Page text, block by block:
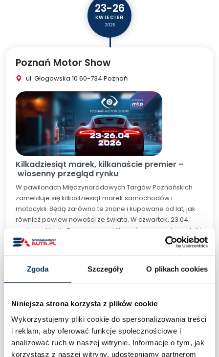
Zgoda Szczegóły O plikach cookies
Niniejsza strona korzysta z plików cookie
Wykorzystujemy pliki cookie do spersonalizowania treści
i reklam, aby oferować funkcje społecznościowe i
analizować ruch w naszej witrynie. Informacje o tym, jak
korzystasz z naszej witryny, udostępniamy partnerom
23-26
KWIECIEŃ
2026
Poznań Motor Show
ul. Głogowska 10 60-734 Poznań
Kilkadziesiąt marek, kilkanaście premier –
wiosenny przegląd rynku
W pawilonach Międzynarodowych Targów Poznańskich
zamelduje się kilkadziesiąt marek samochodów i
motocykli. Będą zarówno te znane i kupowane od lat, jak
również powiew nowości ze świata. W czwartek, 23.04.
podczas Media Day poznamy kilkanaście nowych modeli i
marek. Wbrew pozorom nie jest to dzień zarezerwowany
wyłącznie dla dziennikarzy. To szansa dla najbardziej
tłumami, w komfortowych warunkach.
SALON MOTOCYKLOWY
SUPER I LUXURY CARS
GWIAZDY TV I MOTORSPORTU
POKAZY STUNTU I DRIFTU
MISTRZOSTWA MECHANIKÓW